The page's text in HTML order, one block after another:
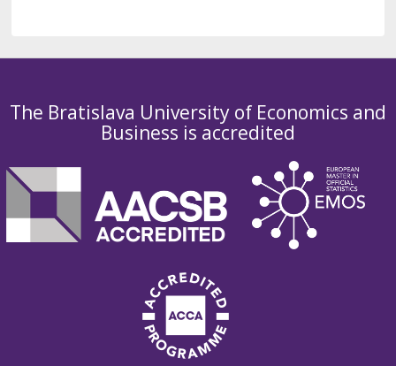
The Bratislava University of Economics and
Business is accredited